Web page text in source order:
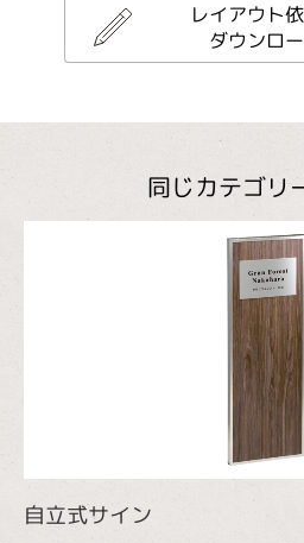
レイアウト
ダウンロ
同じカテゴリ
自立式サイン